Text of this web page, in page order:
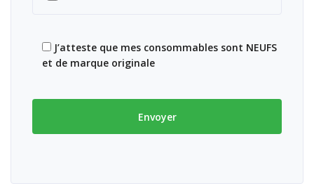
J’atteste que mes consommables sont NEUFS
et de marque originale